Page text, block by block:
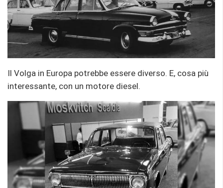
Il Volga in Europa potrebbe essere diverso. E, cosa più
interessante, con un motore diesel.